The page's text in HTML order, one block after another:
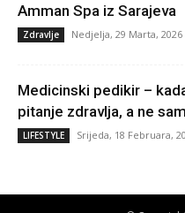
Amman Spa iz Sarajeva
Zdravlje Nedjelja, 29 Marta, 2026
Medicinski pedikir –
pitanje zdravlja, a ne
LIFESTYLE Srijeda, 18 Februara,